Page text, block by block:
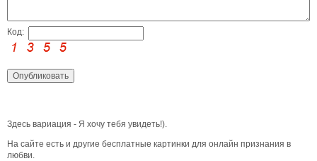
Код:
Здесь вариация - Я хочу тебя увидеть!).
На сайте есть и другие бесплатные картинки для онлайн признания в
любви.